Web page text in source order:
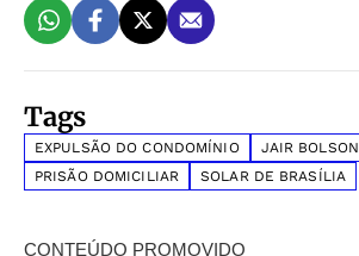
Tags
EXPULSÃO DO CONDOMÍNIO
JAIR
PRISÃO DOMICILIAR
SOLAR DE BRASÍLIA